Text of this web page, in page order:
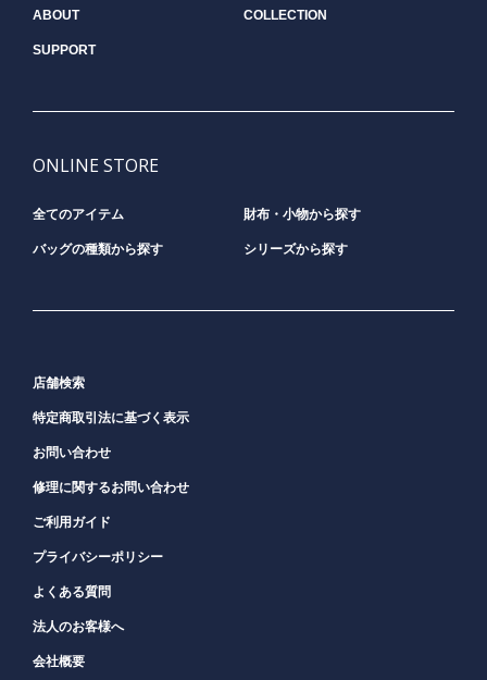
ABOUT COLLECTION
SUPPORT
ONLINE STORE
全てのアイテム 財布・小物から探す
バッグの種類から探す シリーズから探す
店舗検索
特定商取引法に基づく表示
お問い合わせ
修理に関するお問い合わせ
ご利用ガイド
プライバシーポリシー
よくある質問
法人のお客様へ
会社概要